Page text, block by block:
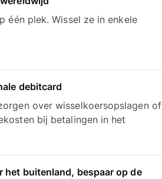
één plek. Wissel ze in enkele
debitcard
over wisselkoersopslagen of
bij betalingen in het
het buitenland, bespaar op de